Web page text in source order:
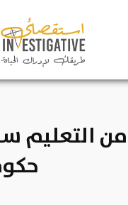
من التعليم